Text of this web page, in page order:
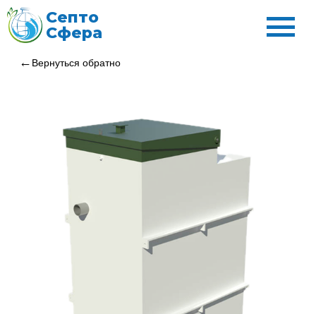
Септо
Сфера
Вернуться обратно